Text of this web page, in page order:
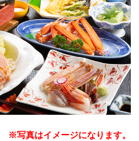
※写真はイメージになります。